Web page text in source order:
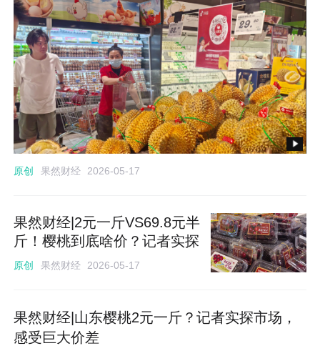
原创 果然财经 2026-05-17
果然财经|2元一斤VS69.8元半
斤！樱桃到底啥价？记者实探
原创 果然财经 2026-05-17
果然财经|山东樱桃2元一斤？记者实探市场，
感受巨大价差